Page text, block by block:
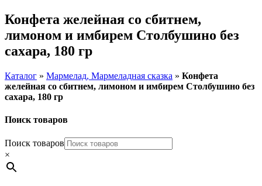
Конфета желейная со сбитнем,
лимоном и имбирем Столбушино без
сахара, 180 гр
Каталог » Мармелад, Мармеладная сказка » Конфета
желейная со сбитнем, лимоном и имбирем Столбушино без
сахара, 180 гр
Поиск товаров
Поиск товаров
×